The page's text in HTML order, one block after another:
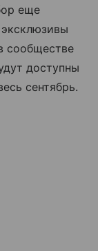
еще
сообществе
доступны
сентябрь.